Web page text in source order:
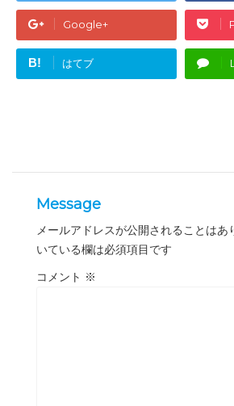
Google+
B! はてブ
Message
メールアドレスが公開されることはあ
いている欄は必須項目です
コメント ※